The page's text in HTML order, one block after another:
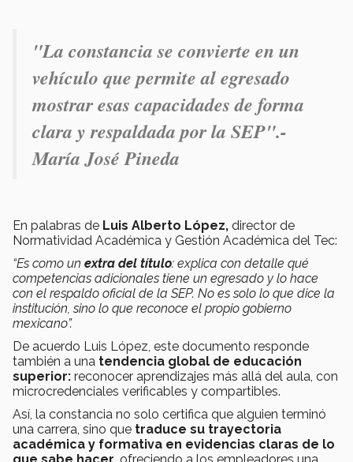
"La constancia se convierte en un
vehículo que permite al egresado
mostrar esas capacidades de forma
clara y respaldada por la SEP".-
María José Pineda
En palabras de Luis Alberto López, director de
Normatividad Académica y Gestión Académica del Tec:
“Es como un extra del título: explica con detalle qué
competencias adicionales tiene un egresado y lo hace
con el respaldo oficial de la SEP. No es solo lo que dice la
institución, sino lo que reconoce el propio gobierno
mexicano”.
De acuerdo Luis López, este documento responde
también a una tendencia global de educación
superior: reconocer aprendizajes más allá del aula, con
microcredenciales verificables y compartibles.
Así, la constancia no solo certifica que alguien terminó
una carrera, sino que traduce su trayectoria
académica y formativa en evidencias claras de lo